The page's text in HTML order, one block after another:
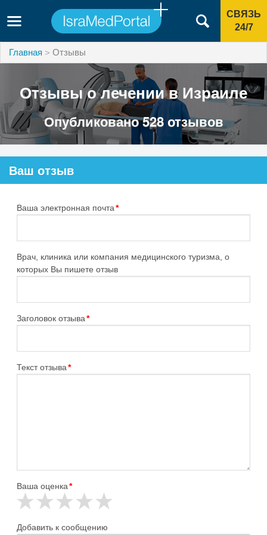
СВЯЗЬ
24/7
Главная Отзывы
Отзывы о лечении в Израиле
Опубликовано 528 отзывов
Ваш отзыв
Ваша электронная почта*
Врач, клиника или компания медицинского туризма, о
которых Вы пишете отзыв
Заголовок отзыва*
Текст отзыва*
Ваша оценка*
Добавить к сообщению